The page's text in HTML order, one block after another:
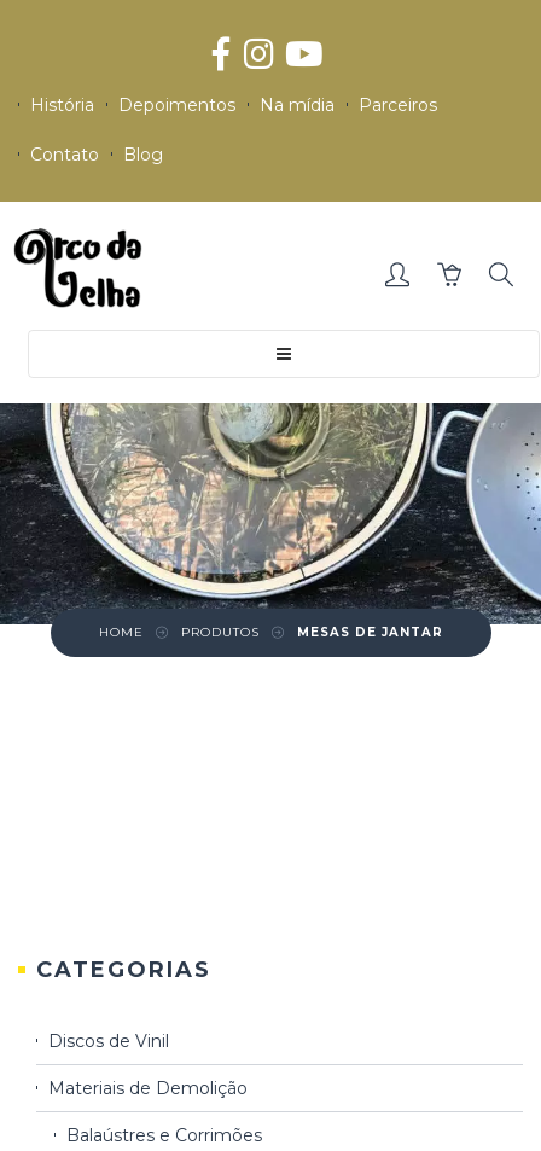
História Depoimentos Na mídia Parceiros
Contato Blog
HOME PRODUTOS MESAS DE JANTAR
CATEGORIAS
Discos de Vinil
Materiais de Demolição
Balaústres e Corrimões